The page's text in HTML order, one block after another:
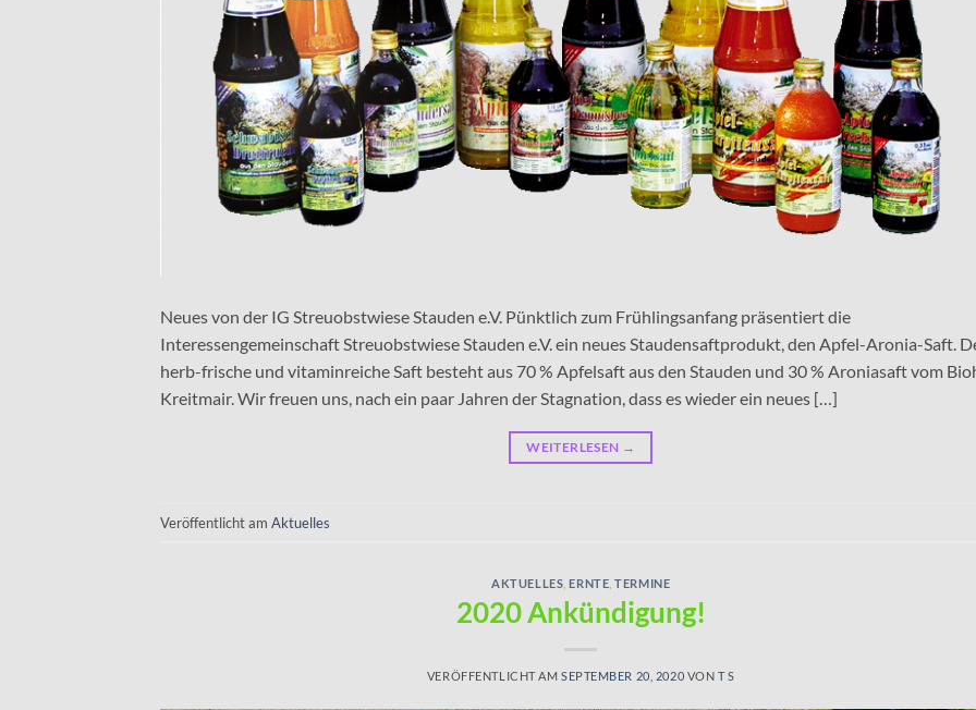
Neues von der IG Streuobstwiese Stauden e.V. Pünktlich zum Frühlingsanfang präsentiert die
Interessengemeinschaft Streuobstwiese Stauden e.V. ein neues Staudensaftprodukt, den Apfel-Aronia-Saft.
herb-frische und vitaminreiche Saft besteht aus 70 % Apfelsaft aus den Stauden und 30 % Aroniasaft vom
Kreitmair. Wir freuen uns, nach ein paar Jahren der Stagnation, dass es wieder ein neues […]
WEITERLESEN →
Veröffentlicht am Aktuelles
AKTUELLES ,ERNTE ,TERMINE
2020 Ankündigung!
VERÖFFENTLICHT AM SEPTEMBER 20, 2020 VON T S